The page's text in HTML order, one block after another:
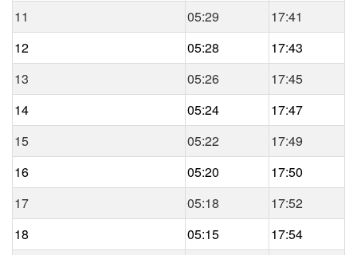
11
05:29
17:41
12
05:28
17:43
13
05:26
17:45
14
05:24
17:47
15
05:22
17:49
16
05:20
17:50
17
05:18
17:52
18
05:15
17:54